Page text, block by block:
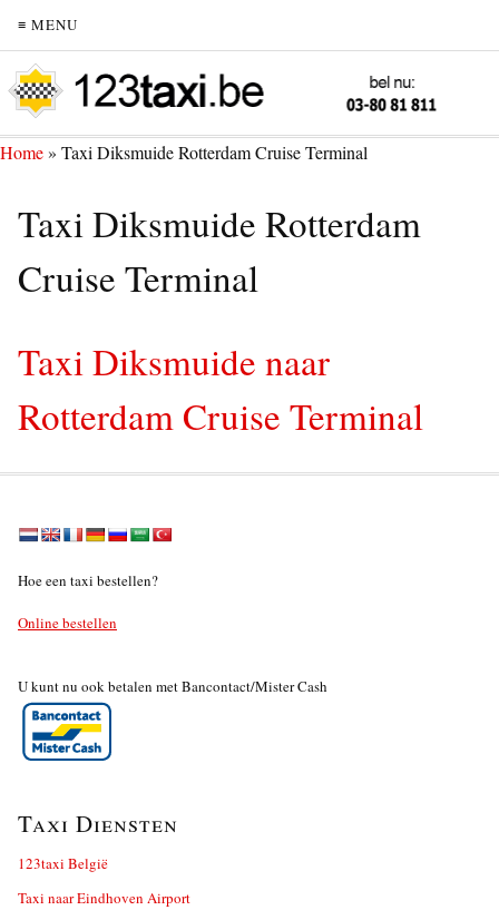
≡ MENU
Home» Taxi Diksmuide Rotterdam Cruise Terminal
Taxi Diksmuide Rotterdam
Cruise Terminal
Taxi Diksmuide naar
Rotterdam Cruise Terminal
Hoe een taxi bestellen?
Online bestellen
U kunt nu ook betalen met Bancontact/Mister Cash
Taxi Diensten
123taxi België
Taxi naar Eindhoven Airport